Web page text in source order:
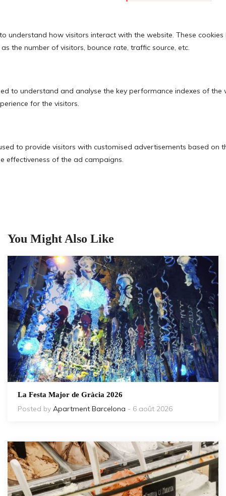
You Might Also Like
La Festa Major de Gràcia 2026
Posted by Apartment Barcelona - 6 août 2026